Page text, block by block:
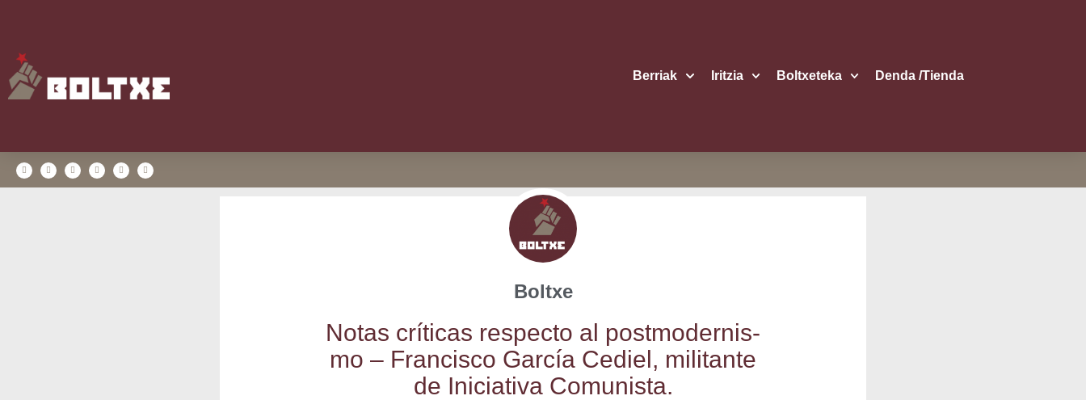
Berriak Iritzia Boltxe­te­ka Den­da /​Tien­da
Boltxe
Notas crí­ti­cas res­pec­to al post­mo­der­nis­
mo – Fran­cis­co Gar­cía Cediel, mili­tan­te
de Ini­cia­ti­va Comunista.